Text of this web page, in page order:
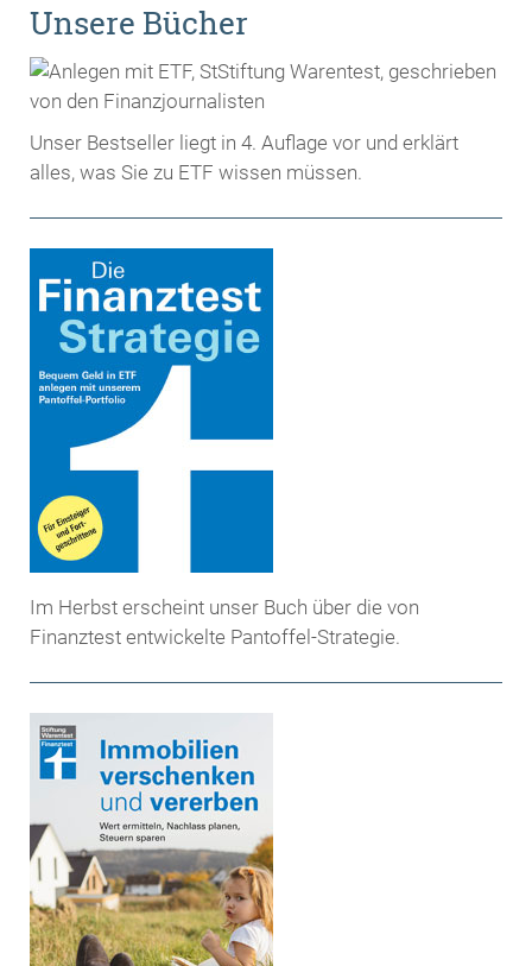
Unsere Bücher
Unser Bestseller liegt in 4. Auflage vor und erklärt
alles, was Sie zu ETF wissen müssen.
Im Herbst erscheint unser Buch über die von
Finanztest entwickelte Pantoffel-Strategie.